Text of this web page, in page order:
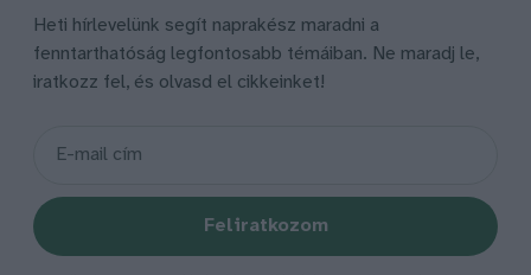
Heti hírlevelünk segít naprakész maradni a
fenntarthatóság legfontosabb témáiban. Ne maradj le,
iratkozz fel, és olvasd el cikkeinket!
Feliratkozom